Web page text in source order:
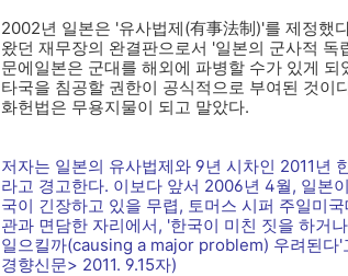
2002년 일본은 '유사법제(有事法制)'를 제정했
왔던 재무장의 완결판으로서 '일본의 군사적
문에일본은 군대를 해외에 파병할 수가 있게
타국을 침공할 권한이 공식적으로 부여된 것이
화헌법은 무용지물이 되고 말았다.
저자는 일본의 유사법제와 9년 시차인 2011년
라고 경고한다. 이보다 앞서 2006년 4월, 일본
국이 긴장하고 있을 무렵, 토머스 시퍼 주일미
관과 면담한 자리에서, '한국이 미친 짓을 하거
일으킬까(causing a major problem) 우려된다'
경향신문> 2011. 9.15자)